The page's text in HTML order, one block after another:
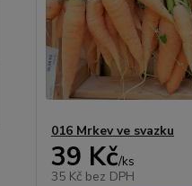
016 Mrkev ve svazku
39 Kč/ks
35 Kč bez DPH